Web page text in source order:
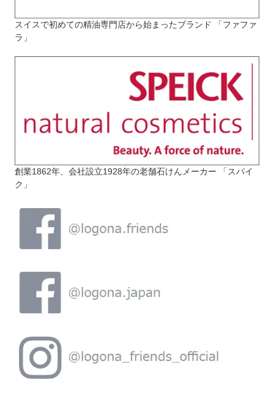
スイスで初めての精油専門店から始まったブランド 「ファファ
ラ」
創業1862年、会社設立1928年の老舗石けんメーカー 「スパイ
ク」